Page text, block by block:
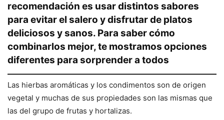
recomendación es usar distintos sabores
para evitar el salero y disfrutar de platos
deliciosos y sanos. Para saber cómo
combinarlos mejor, te mostramos opciones
diferentes para sorprender a todos
Las hierbas aromáticas y los condimentos son de origen
vegetal y muchas de sus propiedades son las mismas que
las del grupo de frutas y hortalizas.